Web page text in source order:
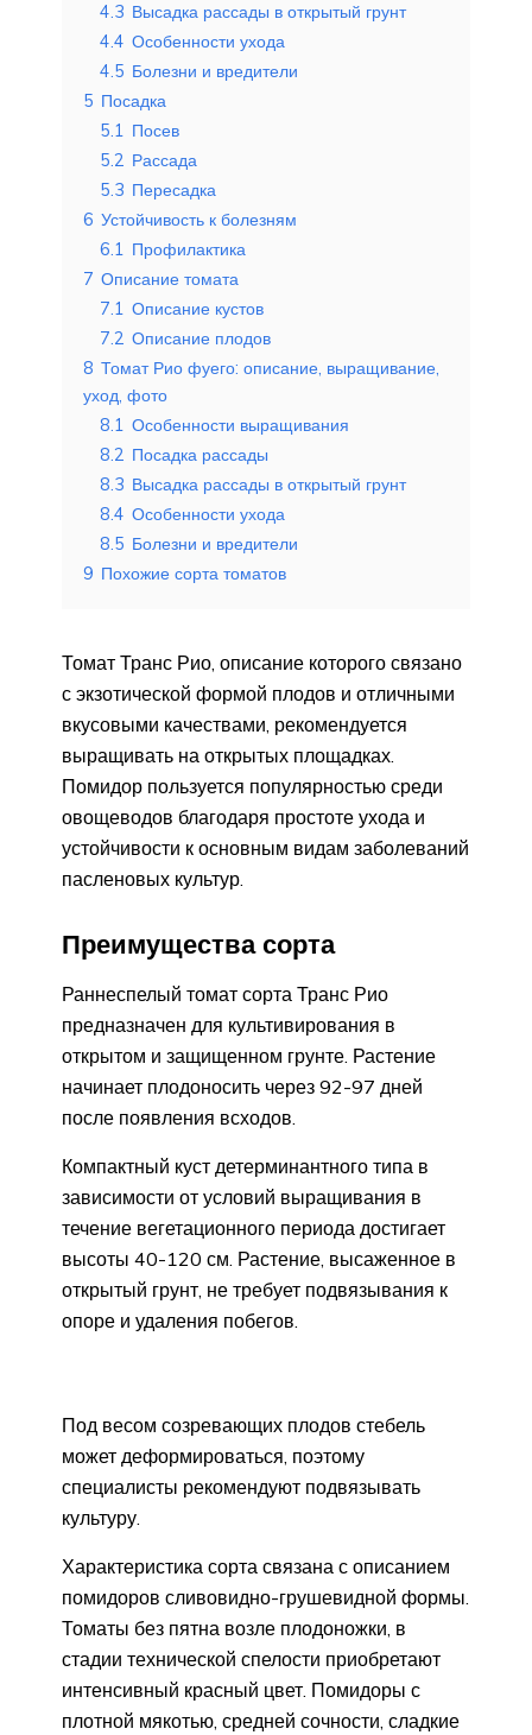
4.3 Высадка рассады в открытый грунт
4.4 Особенности ухода
4.5 Болезни и вредители
5 Посадка
5.1 Посев
5.2 Рассада
5.3 Пересадка
6 Устойчивость к болезням
6.1 Профилактика
7 Описание томата
7.1 Описание кустов
7.2 Описание плодов
8 Томат Рио фуего: описание, выращивание,
уход, фото
8.1 Особенности выращивания
8.2 Посадка рассады
8.3 Высадка рассады в открытый грунт
8.4 Особенности ухода
8.5 Болезни и вредители
9 Похожие сорта томатов
Томат Транс Рио, описание которого связано
с экзотической формой плодов и отличными
вкусовыми качествами, рекомендуется
выращивать на открытых площадках.
Помидор пользуется популярностью среди
овощеводов благодаря простоте ухода и
устойчивости к основным видам заболеваний
пасленовых культур.
Преимущества сорта
Раннеспелый томат сорта Транс Рио
предназначен для культивирования в
открытом и защищенном грунте. Растение
начинает плодоносить через 92-97 дней
после появления всходов.
Компактный куст детерминантного типа в
зависимости от условий выращивания в
течение вегетационного периода достигает
высоты 40-120 см. Растение, высаженное в
открытый грунт, не требует подвязывания к
опоре и удаления побегов.
Под весом созревающих плодов стебель
может деформироваться, поэтому
специалисты рекомендуют подвязывать
культуру.
Характеристика сорта связана с описанием
помидоров сливовидно-грушевидной формы.
Томаты без пятна возле плодоножки, в
стадии технической спелости приобретают
интенсивный красный цвет. Помидоры с
плотной мякотью, средней сочности, сладкие